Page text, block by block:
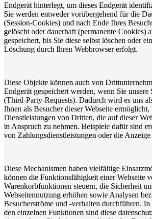
Endgerät hinterlegt, um dieses Endgerät
Sie werden entweder vorübergehend für die
(Session-Cookies) und nach Ende Ihres
gelöscht oder dauerhaft (permanente Cookies)
gespeichert, bis Sie diese selbst löschen oder
Löschung durch Ihren Webbrowser erfolgt.
Diese Objekte können auch von
Endgerät gespeichert werden, wenn Sie unsere
(Third-Party-Requests). Dadurch wird es uns
Ihnen als Besucher dieser Webseite ermöglicht,
Dienstleistungen von Dritten, die auf dieser
in Anspruch zu nehmen. Beispiele dafür sind
von Zahlungsdienstleistungen oder die
Diese Mechanismen haben vielfältige
können die Funktionsfähigkeit einer Webseite
Warenkorbfunktionen steuern, die Sicherheit
Webseitennutzung erhöhen sowie Analysen
Besucherströme und -verhalten durchführen.
den einzelnen Funktionen sind diese